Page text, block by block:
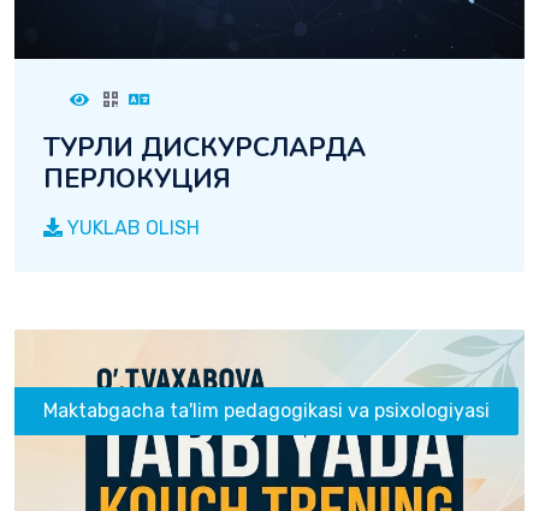
ТУРЛИ ДИСКУРСЛАРДА
ПЕРЛОКУЦИЯ
YUKLAB OLISH
Maktabgacha ta'lim pedagogikasi va psixologiyasi